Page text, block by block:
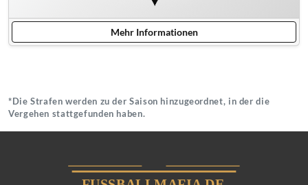
Mehr Informationen
*Die Strafen werden zu der Saison hinzugeordnet, in der die
Vergehen stattgefunden haben.